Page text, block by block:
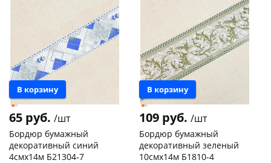
В корзину
65 руб. /шт
Бордюр бумажный
декоративный синий
4смх14м Б21304-7
В корзину
109 руб. /шт
Бордюр бумажный
декоративный зеленый
10смх14м Б1810-4